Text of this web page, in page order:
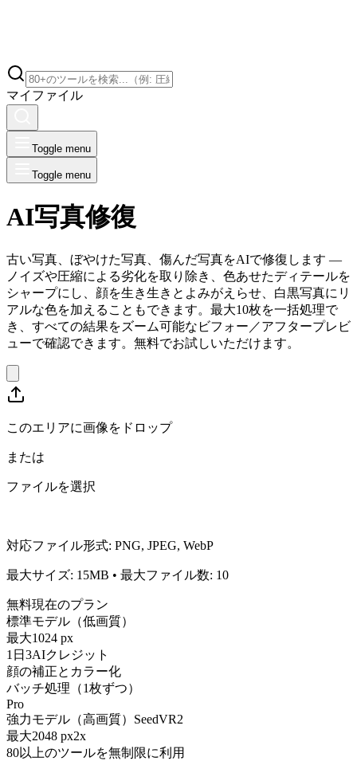
マイファイル
Toggle menu
Toggle menu
AI写真修復
古い写真、ぼやけた写真、傷んだ写真をAIで修復します —
ノイズや圧縮による劣化を取り除き、色あせたディテールを
シャープにし、顔を生き生きとよみがえらせ、白黒写真にリ
アルな色を加えることもできます。最大10枚を一括処理で
き、すべての結果をズーム可能なビフォー／アフタープレビ
ューで確認できます。無料でお試しいただけます。
このエリアに画像をドロップ
または
ファイルを選択
対応ファイル形式: PNG, JPEG, WebP
最大サイズ: 15MB • 最大ファイル数: 10
無料現在のプラン
標準モデル（低画質）
最大1024 px
1日3AIクレジット
顔の補正とカラー化
バッチ処理（1枚ずつ）
Pro
強力モデル（高画質） SeedVR2
最大2048 px2x
80以上のツールを無制限に利用